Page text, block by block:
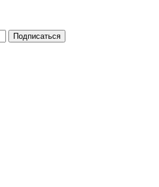
Подписаться